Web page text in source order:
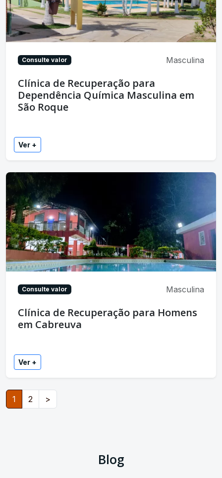
Consulte valor Masculina
Clínica de Recuperação para
Dependência Química Masculina em
São Roque
Ver +
Consulte valor Masculina
Clínica de Recuperação para Homens
em Cabreuva
Ver +
1 2 >
Blog